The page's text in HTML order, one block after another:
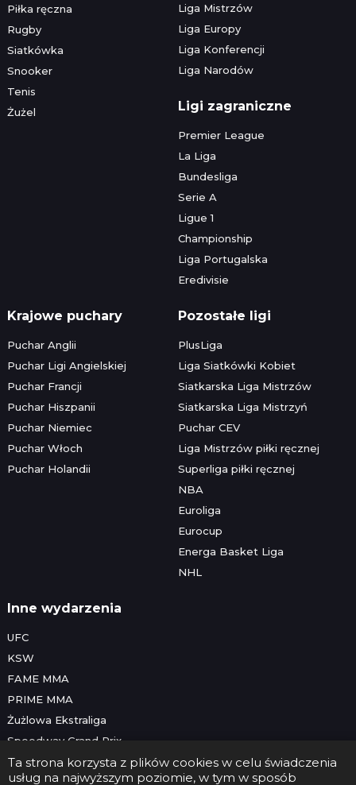
Ta strona korzysta z plików cookies w celu świadczenia
usług na najwyższym poziomie, w tym w sposób
Piłka ręczna
Rugby
Siatkówka
Snooker
Tenis
Żużel
Liga Mistrzów
Liga Europy
Liga Konferencji
Liga Narodów
Ligi zagraniczne
Premier League
La Liga
Bundesliga
Serie A
Ligue 1
Championship
Liga Portugalska
Eredivisie
Krajowe puchary
Puchar Anglii
Puchar Ligi Angielskiej
Puchar Francji
Puchar Hiszpanii
Puchar Niemiec
Puchar Włoch
Puchar Holandii
Pozostałe ligi
PlusLiga
Liga Siatkówki Kobiet
Siatkarska Liga Mistrzów
Siatkarska Liga Mistrzyń
Puchar CEV
Liga Mistrzów piłki ręcznej
Superliga piłki ręcznej
NBA
Euroliga
Eurocup
Energa Basket Liga
NHL
Inne wydarzenia
UFC
KSW
FAME MMA
PRIME MMA
Żużlowa Ekstraliga
Speedway Grand Prix
Skoki narciarskie